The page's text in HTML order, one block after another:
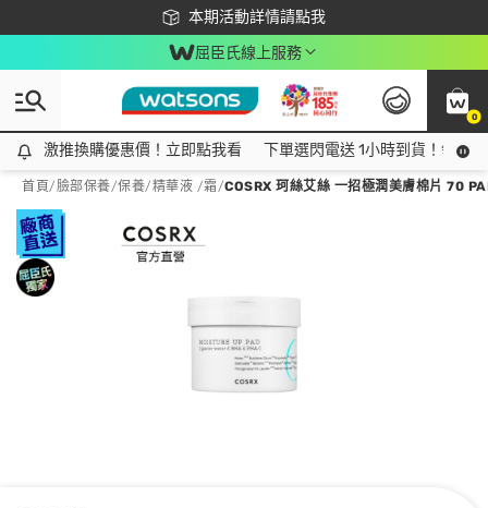
本期活動詳情請點我
下載app最高回饋$350
屈臣氏線上服務
0
激推換購優惠價！立即點我看
激推換購優惠價！立即點我看 下單選閃電送 1小時到貨！領神
首頁/臉部保養/保養/精華液 /霜/COSRX 珂絲艾絲 一招極潤美膚棉片 70